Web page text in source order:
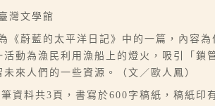
灣文學館
《蔚藍的太平洋日記》中的一篇，內容
活動為漁民利用漁船上的燈火，吸引「
來人們的一些資源。（文／歐人鳳）
資料共3頁，書寫於600字稿紙，稿紙印